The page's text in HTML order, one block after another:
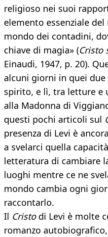
religioso nei suoi
elemento essenziale del
mondo dei contadini,
chiave di magia» (Cristo
Einaudi, 1947, p. 20).
alcuni giorni in quei
spirito, e lì, tra letture e
alla Madonna di
questi pochi articoli sul
presenza di Levi è
a svelarci quella
letteratura di cambiare
luoghi mentre ce ne
mondo cambia ogni
raccontarlo.
Il Cristodi Levi è molte
romanzo